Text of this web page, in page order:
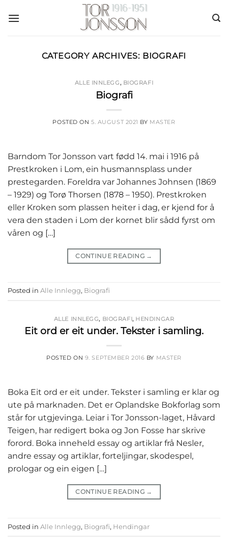
CATEGORY ARCHIVES: BIOGRAFI
ALLE INNLEGG, BIOGRAFI
Biografi
POSTED ON5. AUGUST 2021 BY MASTER
Barndom Tor Jonsson vart fødd 14. mai i 1916 på
Prestkroken i Lom, ein husmannsplass under
prestegarden. Foreldra var Johannes Johnsen (1869
– 1929) og Torø Thorsen (1878 – 1950). Prestkroken
eller Kroken som plassen heiter i dag, er kjend for å
vera den staden i Lom der kornet blir sådd fyrst om
våren og […]
CONTINUE READING →
Posted in Alle Innlegg, Biografi
ALLE INNLEGG, BIOGRAFI, HENDINGAR
Eit ord er eit under. Tekster i samling.
POSTED ON 9. SEPTEMBER 2016 BY MASTER
Boka Eit ord er eit under. Tekster i samling er klar og
ute på marknaden. Det er Oplandske Bokforlag som
står for utgjevinga. Leiar i Tor Jonsson-laget, Håvard
Teigen, har redigert boka og Jon Fosse har skrive
forord. Boka inneheld essay og artiklar frå Nesler,
andre essay og artiklar, forteljingar, skodespel,
prologar og ein eigen […]
CONTINUE READING →
Posted in Alle Innlegg, Biografi, Hendingar